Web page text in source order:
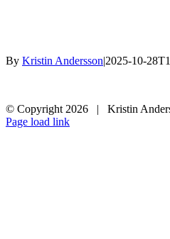
By Kristin Andersson|2025-10-
© Copyright2026 | Kristin
Instagram
Facebook
Page load link